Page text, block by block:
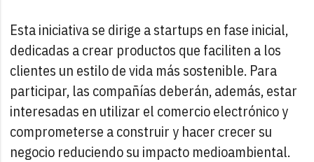
Esta iniciativa se dirige a startups en fase inicial,
dedicadas a crear productos que faciliten a los
clientes un estilo de vida más sostenible. Para
participar, las compañías deberán, además, estar
interesadas en utilizar el comercio electrónico y
comprometerse a construir y hacer crecer su
negocio reduciendo su impacto medioambiental.